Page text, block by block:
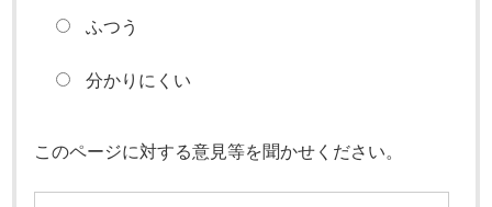
ふつう
分かりにくい
このページに対する意見等を聞かせください。